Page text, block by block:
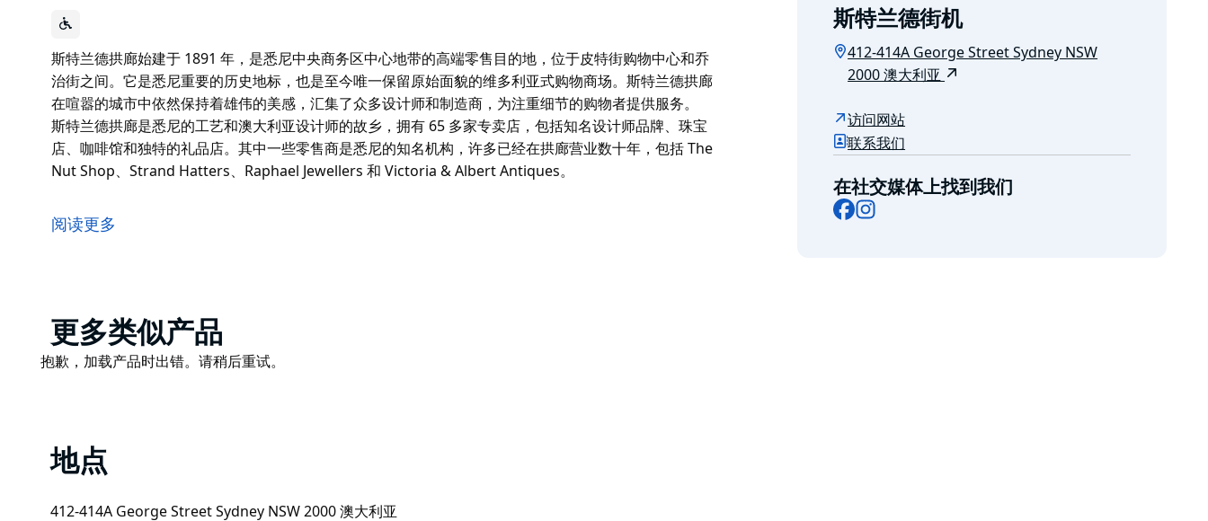
斯特兰德拱廊始建于 1891 年，是悉尼中央商务区中心地带的高端零售目的地，位于皮特街购物中心和乔
治街之间。它是悉尼重要的历史地标，也是至今唯一保留原始面貌的维多利亚式购物商场。斯特兰德拱廊
在喧嚣的城市中依然保持着雄伟的美感，汇集了众多设计师和制造商，为注重细节的购物者提供服务。
斯特兰德拱廊是悉尼的工艺和澳大利亚设计师的故乡，拥有 65 多家专卖店，包括知名设计师品牌、珠宝
店、咖啡馆和独特的礼品店。其中一些零售商是悉尼的知名机构，许多已经在拱廊营业数十年，包括 The
Nut Shop、Strand Hatters、Raphael Jewellers 和 Victoria & Albert Antiques。
治街之间。它是悉尼重要的历史地标，也是至今唯一保留原始面貌的维多利亚式购物商场。斯特兰德拱廊
在喧嚣的城市中依然保持着雄伟的美感，汇集了众多设计师和制造商，为注重细节的购物者提供服务。
Nut Shop、Strand Hatters、Raphael Jewellers 和 Victoria & Albert Antiques。
阅读更多
斯特兰德街机
412-414A George Street Sydney NSW
2000 澳大利亚
访问网站
联系我们
在社交媒体上找到我们
Facebook
Product
List
更多类似产品
Product
抱歉，加载产品时出错。请稍后重试。
地点
412-414A George Street Sydney NSW 2000 澳大利亚